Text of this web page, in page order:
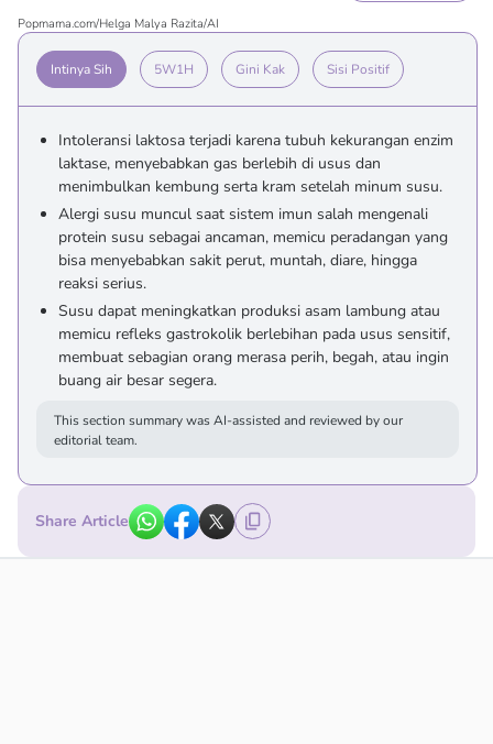
Popmama.com/Helga Malya Razita/AI
Intinya Sih 5W1H Gini Kak Sisi Positif
Intoleransi laktosa terjadi karena tubuh kekurangan enzim
laktase, menyebabkan gas berlebih di usus dan
menimbulkan kembung serta kram setelah minum susu.
Alergi susu muncul saat sistem imun salah mengenali
protein susu sebagai ancaman, memicu peradangan yang
bisa menyebabkan sakit perut, muntah, diare, hingga
reaksi serius.
Susu dapat meningkatkan produksi asam lambung atau
memicu refleks gastrokolik berlebihan pada usus sensitif,
membuat sebagian orang merasa perih, begah, atau ingin
buang air besar segera.
This section summary was AI-assisted and reviewed by our
editorial team.
Share Article